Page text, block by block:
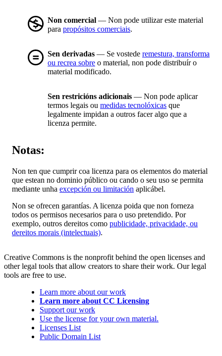
Non comercial — Non pode utilizar este material
para propósitos comerciais.
Sen derivadas — Se vostede remestura, transforma
ou recrea sobre o material, non pode distribuír o
material modificado.
Sen restricións adicionais — Non pode aplicar
termos legais ou medidas tecnolóxicas que
legalmente impidan a outros facer algo que a
licenza permite.
Notas:
Non ten que cumprir coa licenza para os elementos do material
que estean no dominio público ou cando o seu uso se permita
mediante unha excepción ou limitación aplicábel.
Non se ofrecen garantías. A licenza poida que non forneza
todos os permisos necesarios para o uso pretendido. Por
exemplo, outros dereitos como publicidade, privacidade, ou
dereitos morais (intelectuais).
Creative Commons is the nonprofit behind the open licenses and
other legal tools that allow creators to share their work. Our legal
tools are free to use.
Learn more about our work
Learn more about CC Licensing
Support our work
Use the license for your own material.
Licenses List
Public Domain List